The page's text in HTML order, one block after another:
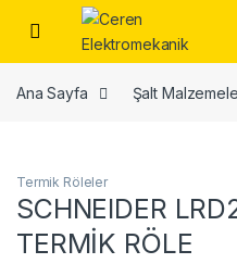
Skip to navigation
Skip to content
Ana Sayfa Şalt
Termik Röleler
SCHNEIDER
TERMİK RÖLE